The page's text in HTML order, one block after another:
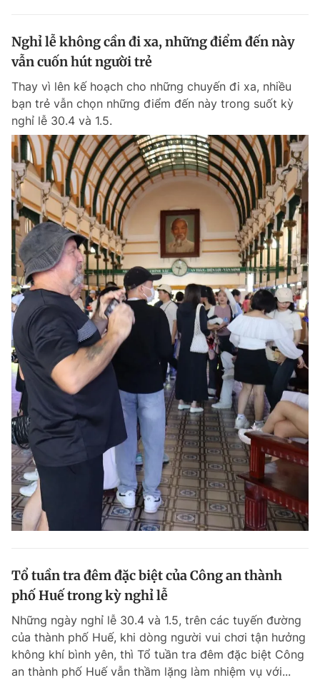
Nghỉ lễ không cần đi xa, những điểm đến này
vẫn cuốn hút người trẻ
Thay vì lên kế hoạch cho những chuyến đi xa, nhiều
bạn trẻ vẫn chọn những điểm đến này trong suốt kỳ
nghỉ lễ 30.4 và 1.5.
Tổ tuần tra đêm đặc biệt của Công an thành
phố Huế trong kỳ nghỉ lễ
Những ngày nghỉ lễ 30.4 và 1.5, trên các tuyến đường
của thành phố Huế, khi dòng người vui chơi tận hưởng
không khí bình yên, thì Tổ tuần tra đêm đặc biệt Công
an thành phố Huế vẫn thầm lặng làm nhiệm vụ với...